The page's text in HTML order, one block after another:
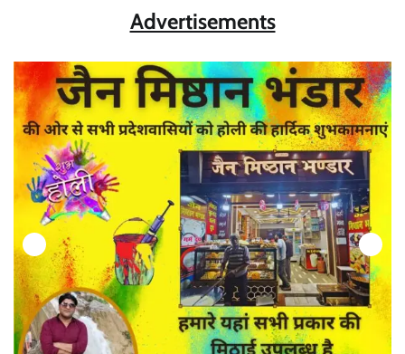
Advertisements